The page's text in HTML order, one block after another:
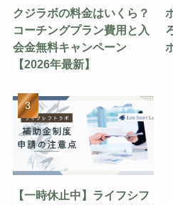
クジラボの料金はいくら？
コーチングプラン費用と入
会金無料キャンペーン
【2026年最新】
【一時休止中】ライフシフ